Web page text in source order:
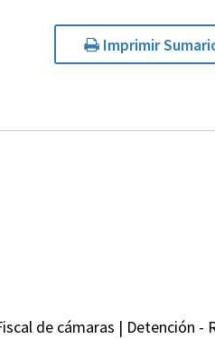
Imprimir
de cámaras | Detención